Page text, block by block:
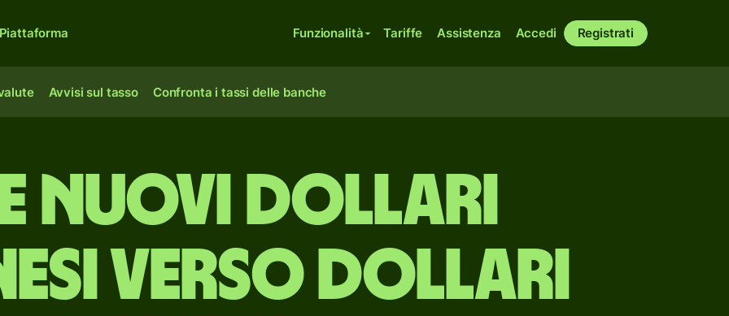
Funzionalità Tariffe Assistenza Accedi Registrati
Avvisi sul tasso Confronta i tassi delle banche
nuovi dollari
verso dollari